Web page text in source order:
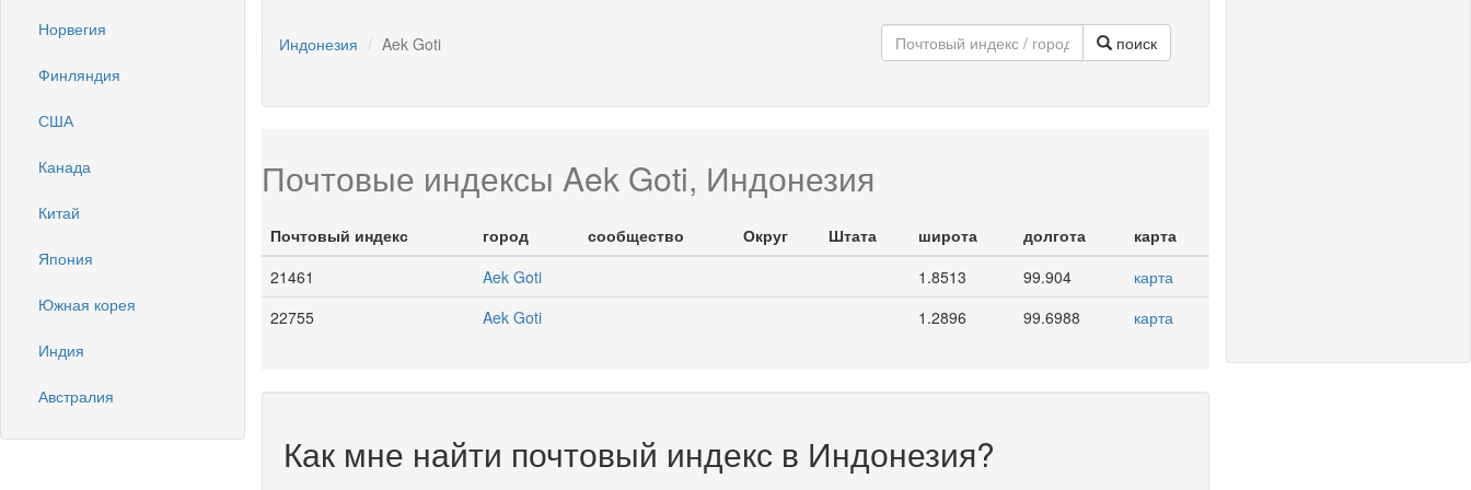
Норвегия
Финляндия
США
Канада
Китай
Япония
Южная корея
Индия
Австралия
Индонезия Aek Goti поиск
Почтовые индексы Aek Goti, Индонезия
Почтовый индекс город сообщество Округ Штата широта долгота
карта
21461
Aek Goti 1.8513 99.904
карта
22755
Aek Goti 1.2896 99.6988 карта
Как мне найти почтовый индекс в Индонезия?